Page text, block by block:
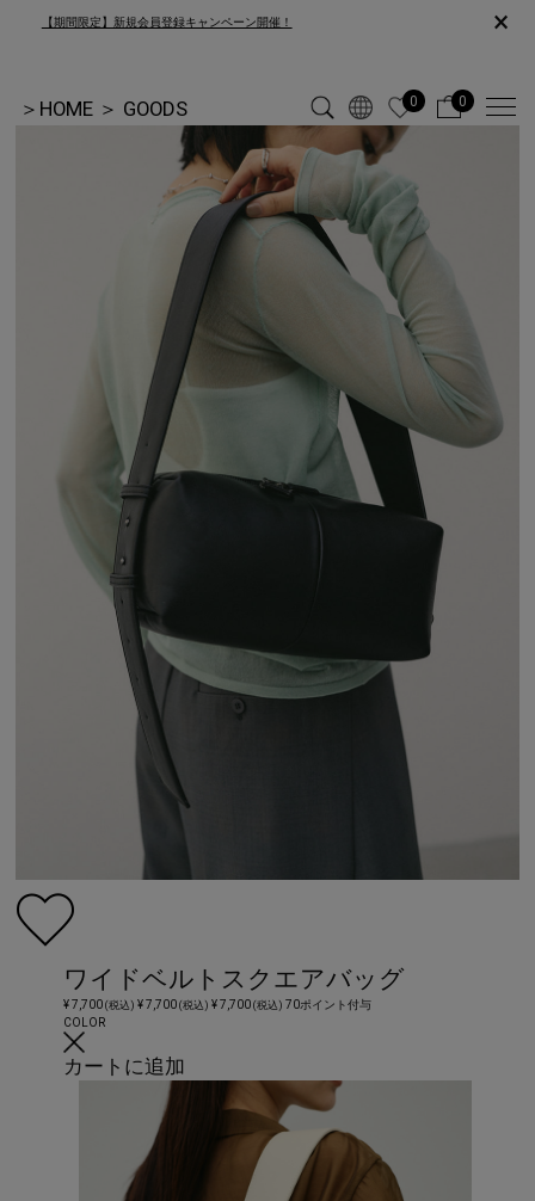
【期間限定】新規会員登録キャンペーン開催！ ×
＞ HOME ＞ GOODS 0 0
ワイドベルトスクエアバッグ
¥ 7,700(税込) ¥ 7,700(税込) ¥ 7,700(税込) 70ポイント付与
COLOR
カートに追加